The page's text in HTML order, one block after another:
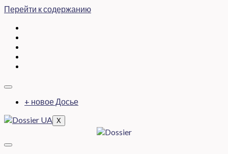
Перейти к содержанию
+ новое Досье
X